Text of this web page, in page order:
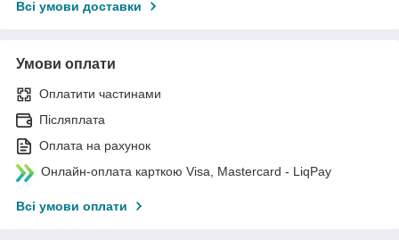
Всі умови доставки
Умови оплати
Оплатити частинами
Післяплата
Оплата на рахунок
Онлайн-оплата карткою Visa, Mastercard - LiqPay
Всі умови оплати